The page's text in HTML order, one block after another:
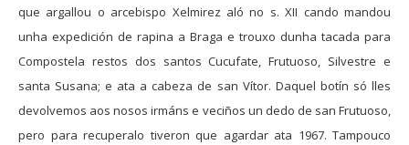
que argallou o arcebispo Xelmirez aló no s. XII cando mandou
unha expedición de rapina a Braga e trouxo dunha tacada para
Compostela restos dos santos Cucufate, Frutuoso, Silvestre e
santa Susana; e ata a cabeza de san Vítor. Daquel botín só lles
devolvemos aos nosos irmáns e veciños un dedo de san Frutuoso,
pero para recuperalo tiveron que agardar ata 1967. Tampouco